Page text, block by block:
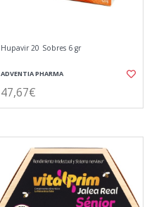
Hupavir 20 Sobres 6 gr
ADVENTIA PHARMA
47,67€